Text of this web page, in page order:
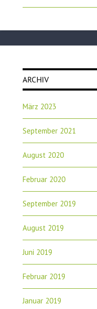
ARCHIV
März 2023
September 2021
August 2020
Februar 2020
September 2019
August 2019
Juni 2019
Februar 2019
Januar 2019